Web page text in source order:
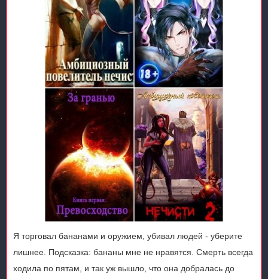
Я торговал бананами и оружием, убивал людей - уберите
лишнее. Подсказка: бананы мне не нравятся. Смерть всегда
ходила по пятам, и так уж вышло, что она добралась до